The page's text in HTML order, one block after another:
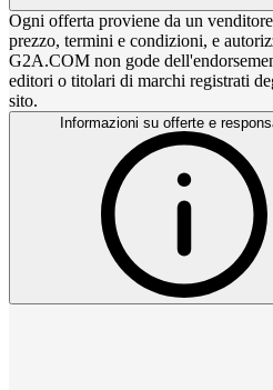
Ogni offerta proviene da un
prezzo, termini e condizioni, e
G2A.COM non gode
editori o titolari di marchi registrati
sito.
Informazioni su offerte e